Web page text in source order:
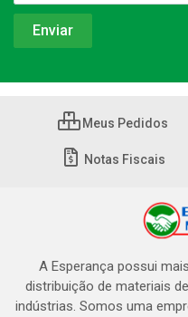
Meus Pedidos
Notas Fiscais
A Esperança possui
distribuição de materiais
indústrias. Somos uma